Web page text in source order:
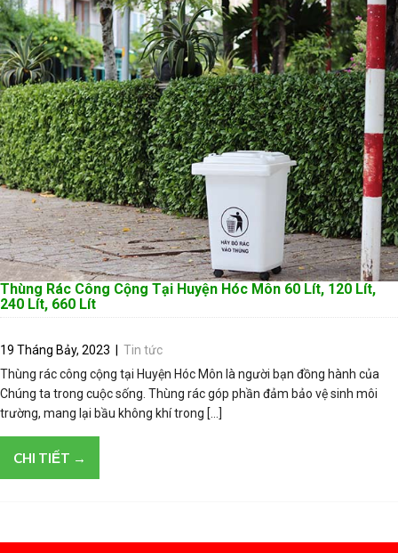
Thùng Rác Công Cộng Tại Huyện Hóc Môn 60 Lít, 120 Lít,
240 Lít, 660 Lít
19 Tháng Bảy, 2023
Tin tức
Thùng rác công cộng tại Huyện Hóc Môn là người bạn đồng hành của
Chúng ta trong cuộc sống. Thùng rác góp phần đảm bảo vệ sinh môi
trường, mang lại bầu không khí trong […]
CHI TIẾT →